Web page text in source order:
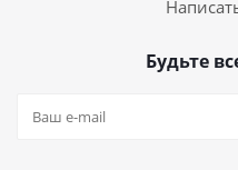
Будьте